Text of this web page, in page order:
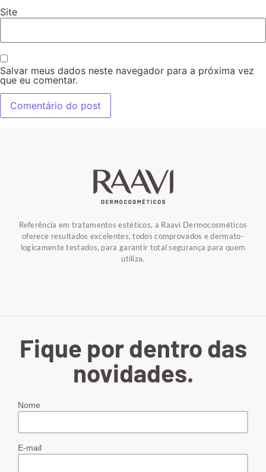
Site
Salvar meus dados neste navegador para a próxima vez
que eu comentar.
Referência em tratamentos estéticos, a Raavi Dermocosméticos
oferece resultados excelentes, todos comprovados e dermato-
logicamente testados, para garantir total segurança para quem
utiliza.
Fique por dentro das
novidades.
Nome
E-mail